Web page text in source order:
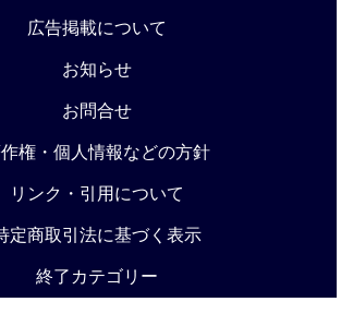
広告掲載について
お知らせ
お問合せ
権・個人情報などの方針
リンク・引用について
定商取引法に基づく表示
終了カテゴリー